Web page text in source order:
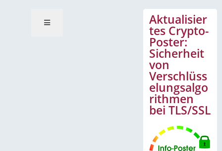
Aktualisier
tes Crypto-
Poster:
Sicherheit
von
Verschlüss
elungsalgo
rithmen
bei TLS/SSL